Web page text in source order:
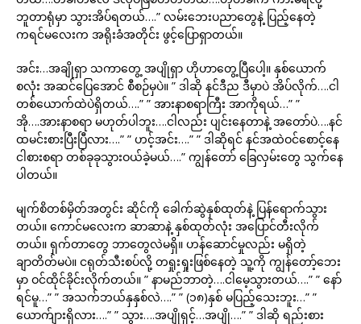
ဘူတာရုံမှာ သွားအိပ်ရတယ်….” လမ်းဘေးပညာတွေနဲ့ ပြည့်နေတဲ့
ကရင်မလေးက အရိုးခံအတိုင်း ဖွင့်ပြောရှာတယ်။
အင်း…အချိုရှာ သကာတွေ့ အပျိုရှာ ဟိုဟာတွေ့ပြီပေါ့။ နှစ်ယောက်
စလုံး အဆင်ပြေအောင် စီစဉ်မှပဲ။ ” ဒါဆို နင်ဒီည ဒီမှာပဲ အိပ်လိုက်….ငါ
တစ်ယောက်ထဲပဲရှိတယ်….” ” အားနာစရာကြီး အာကိုရယ်…” ”
အို….အားနာစရာ မဟုတ်ပါဘူး….ငါလည်း ပျင်းနေတာနဲ့ အတော်ပဲ….နင်
ထမင်းစားပြီးပြီလား….” ” ဟင့်အင်း….” ” ဒါဆိုရင် နင်အထဲဝင်စောင့်နေ
ငါစားစရာ တစ်ခုခုသွားဝယ်ခဲ့မယ်….” ကျွန်တော် ခြေလှမ်းတွေ သွက်နေ
ပါတယ်။
မျက်စိတစ်မှိတ်အတွင်း ဆိုင်ကို ခေါက်ဆွဲနှစ်ထုတ်နဲ့ ပြန်ရောက်သွား
တယ်။ ကောင်မလေးက ဆာဆာနဲ့ နှစ်ထုတ်လုံး အပြောင်တီးလိုက်
တယ်။ ရှက်တာတွေ ဘာတွေလဲမရှိ။ ဟန်ဆောင်မှုလည်း မရှိတဲ့
ချာတိတ်မပဲ။ ငရုတ်သီးစပ်လို့ တရှုးရှုးဖြစ်နေတဲ့ သူ့ကို ကျွန်တော့်ဘေး
မှာ ဝင်ထိုင်ခိုင်းလိုက်တယ်။ ” နာမည်ဘာတဲ့….ငါမေ့သွားတယ်….” ” နော်
ရင်မူ…” ” အသက်ဘယ်နှနှစ်လဲ….” ” (၁၈)နှစ် မပြည့်သေးဘူး…” ”
ယောက်ျားရှိလား….” ” သွား….အပျိုရှင့်…အပျို….” ” ဒါဆို ရည်းစား